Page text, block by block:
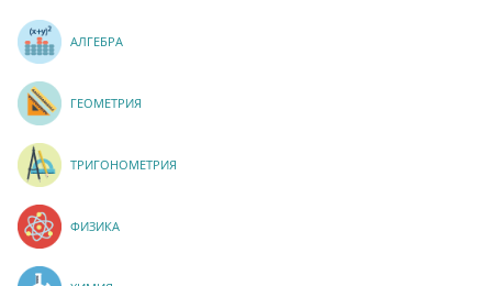
АЛГЕБРА
ГЕОМЕТРИЯ
ТРИГОНОМЕТРИЯ
ФИЗИКА